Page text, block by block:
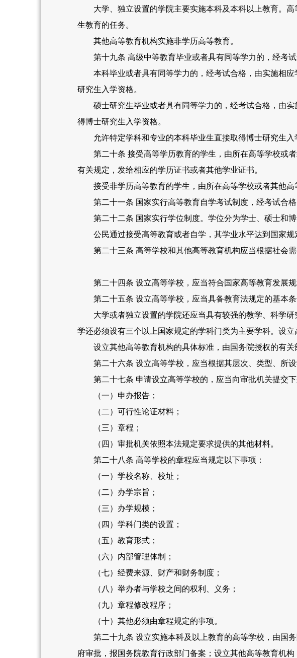
大学、独立设置的学院主要实施本科及本科以上教育。高
生教育的任务。
其他高等教育机构实施非学历高等教育。
第十九条 高级中等教育毕业或者具有同等学力的，经考试
本科毕业或者具有同等学力的，经考试合格，由实施相应
研究生入学资格。
硕士研究生毕业或者具有同等学力的，经考试合格，由实
得博士研究生入学资格。
允许特定学科和专业的本科毕业生直接取得博士研究生入
第二十条 接受高等学历教育的学生，由所在高等学校或者
有关规定，发给相应的学历证书或者其他学业证书。
接受非学历高等教育的学生，由所在高等学校或者其他高
第二十一条 国家实行高等教育自学考试制度，经考试合格
第二十二条 国家实行学位制度。学位分为学士、硕士和博
公民通过接受高等教育或者自学，其学业水平达到国家规
第二十三条 高等学校和其他高等教育机构应当根据社会需
第二十四条 设立高等学校，应当符合国家高等教育发展规
第二十五条 设立高等学校，应当具备教育法规定的基本条
大学或者独立设置的学院还应当具有较强的教学、科学研
学还必须设有三个以上国家规定的学科门类为主要学科。设立
设立其他高等教育机构的具体标准，由国务院授权的有关
第二十六条 设立高等学校，应当根据其层次、类型、所设
第二十七条 申请设立高等学校的，应当向审批机关提交下
（一）申办报告；
（二）可行性论证材料；
（三）章程；
（四）审批机关依照本法规定要求提供的其他材料。
第二十八条 高等学校的章程应当规定以下事项：
（一）学校名称、校址；
（二）办学宗旨；
（三）办学规模；
（四）学科门类的设置；
（五）教育形式；
（六）内部管理体制；
（七）经费来源、财产和财务制度；
（八）举办者与学校之间的权利、义务；
（九）章程修改程序；
（十）其他必须由章程规定的事项。
第二十九条 设立实施本科及以上教育的高等学校，由国务
府审批，报国务院教育行政部门备案；设立其他高等教育机